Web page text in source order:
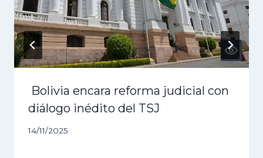
Bolivia encara reforma judicial con
diálogo inédito del TSJ
14/11/2025